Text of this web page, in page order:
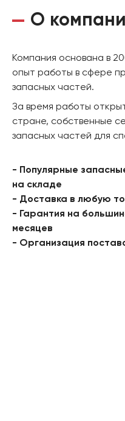
О
Компания основана в
опыт работы в сфере
запасных частей.
За время работы
стране, собственные
запасных частей для
- Популярные
на складе
- Доставка в любую
- Гарантия на
месяцев
- Организация